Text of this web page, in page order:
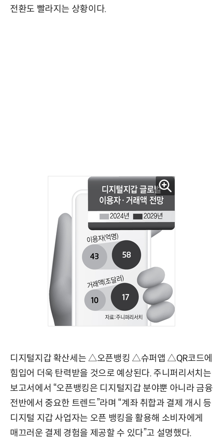
전환도 빨라지는 상황이다.
디지털지갑 확산세는 △오픈뱅킹 △슈퍼앱 △QR코드에
힘입어 더욱 탄력받을 것으로 예상된다. 주니퍼리서치는
보고서에서 “오픈뱅킹은 디지털지갑 분야뿐 아니라 금융
전반에서 중요한 트렌드”라며 “계좌 취합과 결제 개시 등
디지털 지갑 사업자는 오픈 뱅킹을 활용해 소비자에게
매끄러운 결제 경험을 제공할 수 있다”고 설명했다.